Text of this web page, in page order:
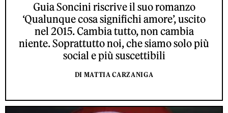
Guia Soncini riscrive il suo romanzo
‘Qualunque cosa significhi amore’, uscito
nel 2015. Cambia tutto, non cambia
niente. Soprattutto noi, che siamo solo più
social e più suscettibili
DI MATTIA CARZANIGA